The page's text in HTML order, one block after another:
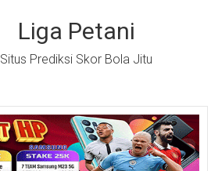
Liga Petani
Situs Prediksi Skor Bola Jitu